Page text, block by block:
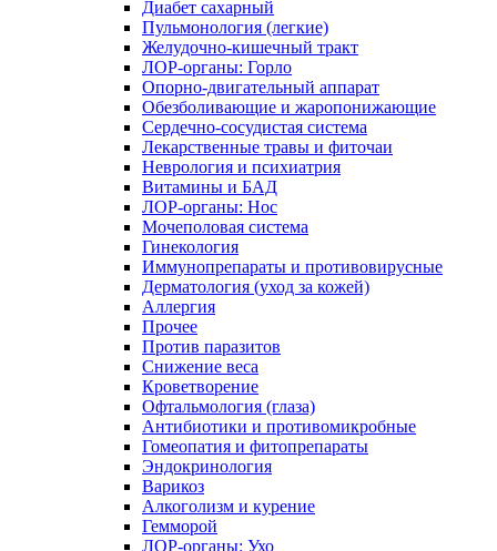
Диабет сахарный
Пульмонология (легкие)
Желудочно-кишечный тракт
ЛОР-органы: Горло
Опорно-двигательный аппарат
Обезболивающие и жаропонижающие
Сердечно-сосудистая система
Лекарственные травы и фиточаи
Неврология и психиатрия
Витамины и БАД
ЛОР-органы: Нос
Мочеполовая система
Гинекология
Иммунопрепараты и противовирусные
Дерматология (уход за кожей)
Аллергия
Прочее
Против паразитов
Снижение веса
Кроветворение
Офтальмология (глаза)
Антибиотики и противомикробные
Гомеопатия и фитопрепараты
Эндокринология
Варикоз
Алкоголизм и курение
Гемморой
ЛОР-органы: Ухо